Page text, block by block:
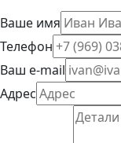
Ваше имя
Телефон
Ваш e-mail
Адрес